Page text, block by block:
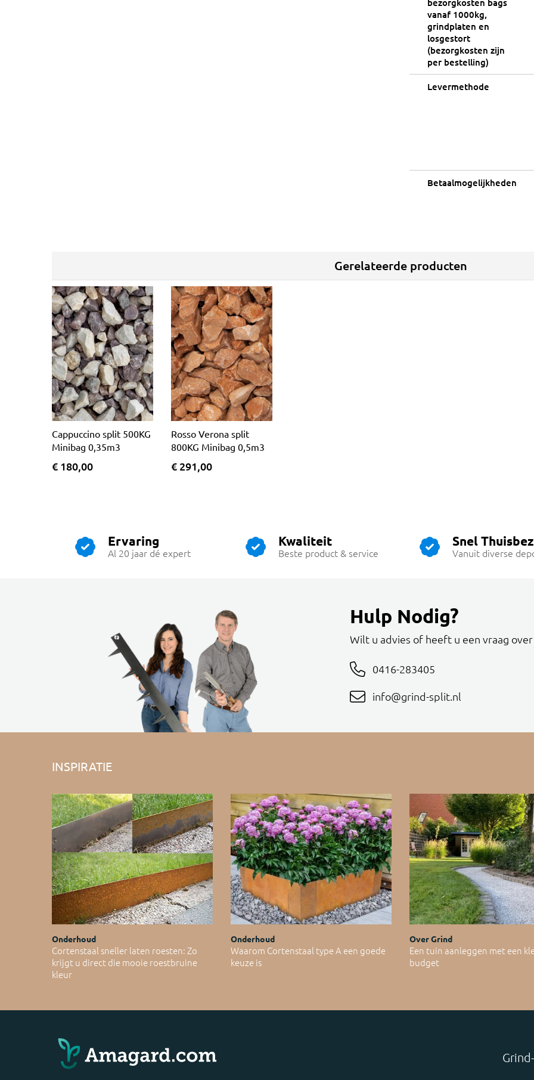
bezorgkosten bags
vanaf 1000kg,
grindplaten en
losgestort
(bezorgkosten zijn
per bestelling)
Levermethode
Betaalmogelijkheden
Gerelateerde producten
Cappuccino split 500KG
Minibag 0,35m3
€ 180,00
Rosso Verona split
800KG Minibag 0,5m3
€ 291,00
Ervaring
Al 20 jaar dé expert
Kwaliteit
Beste product & service
Snel
Vanuit diverse
Hulp Nodig?
Wilt u advies of heeft u een vraag
0416-283405
info@grind-split.nl
INSPIRATIE
Onderhoud
Cortenstaal sneller laten roesten: Zo
krijgt u direct die mooie roestbruine
kleur
Onderhoud
Waarom Cortenstaal type A een goede
keuze is
Over Grind
Een tuin aanleggen met een
budget